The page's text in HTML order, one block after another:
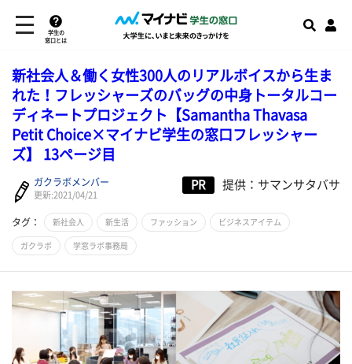
学生の
窓口とは
新社会人＆働く女性300人のリアルボイスから生ま
れた！フレッシャーズのバッグの中身トータルコー
ディネートプロジェクト【Samantha Thavasa
Petit Choice×マイナビ学生の窓口フレッシャー
ズ】 13ページ目
ガクラボメンバー
更新:2021/04/21
PR 提供：サマンサタバサ
タグ： 新社会人 新生活 ファッション ビジネスアイテム
ガクラボ 学窓ラボ事務局